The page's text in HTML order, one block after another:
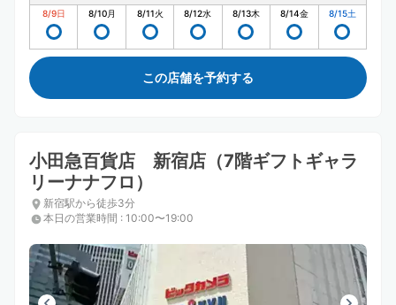
8/9日 8/10月 8/11火 8/12水 8/13木 8/14金 8/15土
この店舗を予約する
小田急百貨店 新宿店（7階ギフトギャラ
リーナナフロ）
新宿駅から徒歩3分
本日の営業時間 : 10:00〜19:00